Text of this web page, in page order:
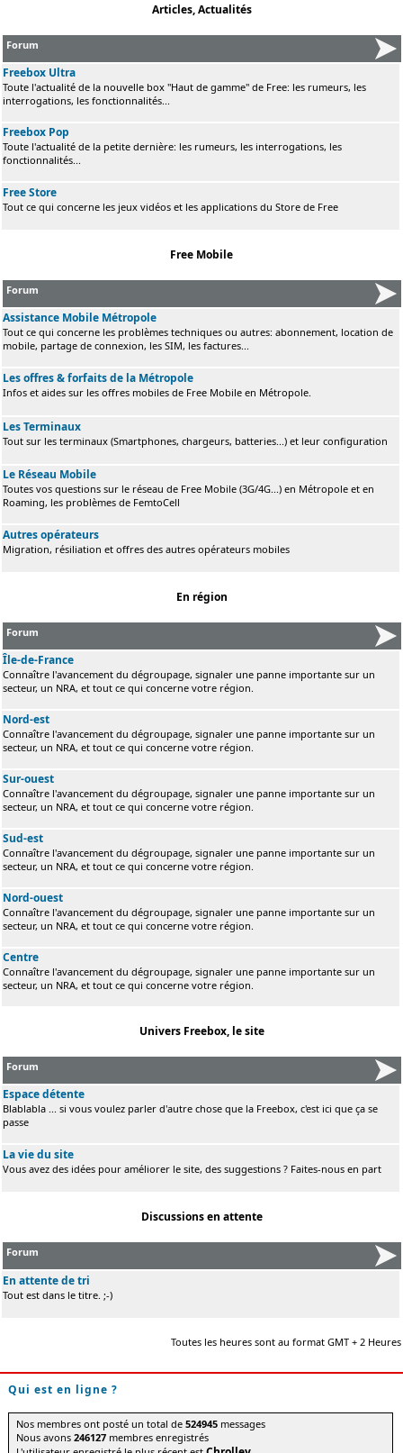
Articles, Actualités
Forum
Freebox Ultra
Toute l'actualité de la nouvelle box "Haut de gamme" de Free: les rumeurs, les
interrogations, les fonctionnalités...
Freebox Pop
Toute l'actualité de la petite dernière: les rumeurs, les interrogations, les
fonctionnalités...
Free Store
Tout ce qui concerne les jeux vidéos et les applications du Store de Free
Free Mobile
Forum
Assistance Mobile Métropole
Tout ce qui concerne les problèmes techniques ou autres: abonnement, location de
mobile, partage de connexion, les SIM, les factures...
Les offres & forfaits de la Métropole
Infos et aides sur les offres mobiles de Free Mobile en Métropole.
Les Terminaux
Tout sur les terminaux (Smartphones, chargeurs, batteries...) et leur configuration
Le Réseau Mobile
Toutes vos questions sur le réseau de Free Mobile (3G/4G...) en Métropole et en
Roaming, les problèmes de FemtoCell
Autres opérateurs
Migration, résiliation et offres des autres opérateurs mobiles
En région
Forum
Île-de-France
Connaître l'avancement du dégroupage, signaler une panne importante sur un
secteur, un NRA, et tout ce qui concerne votre région.
Nord-est
Connaître l'avancement du dégroupage, signaler une panne importante sur un
secteur, un NRA, et tout ce qui concerne votre région.
Sur-ouest
Connaître l'avancement du dégroupage, signaler une panne importante sur un
secteur, un NRA, et tout ce qui concerne votre région.
Sud-est
Connaître l'avancement du dégroupage, signaler une panne importante sur un
secteur, un NRA, et tout ce qui concerne votre région.
Nord-ouest
Connaître l'avancement du dégroupage, signaler une panne importante sur un
secteur, un NRA, et tout ce qui concerne votre région.
Centre
Connaître l'avancement du dégroupage, signaler une panne importante sur un
secteur, un NRA, et tout ce qui concerne votre région.
Univers Freebox, le site
Forum
Espace détente
Blablabla ... si vous voulez parler d'autre chose que la Freebox, c'est ici que ça se
passe
La vie du site
Vous avez des idées pour améliorer le site, des suggestions ? Faites-nous en part
Discussions en attente
Forum
En attente de tri
Tout est dans le titre. ;-)
Toutes les heures sont au format GMT + 2 Heures
Qui est en ligne ?
Nos membres ont posté un total de524945 messages
Nous avons246127 membres enregistrés